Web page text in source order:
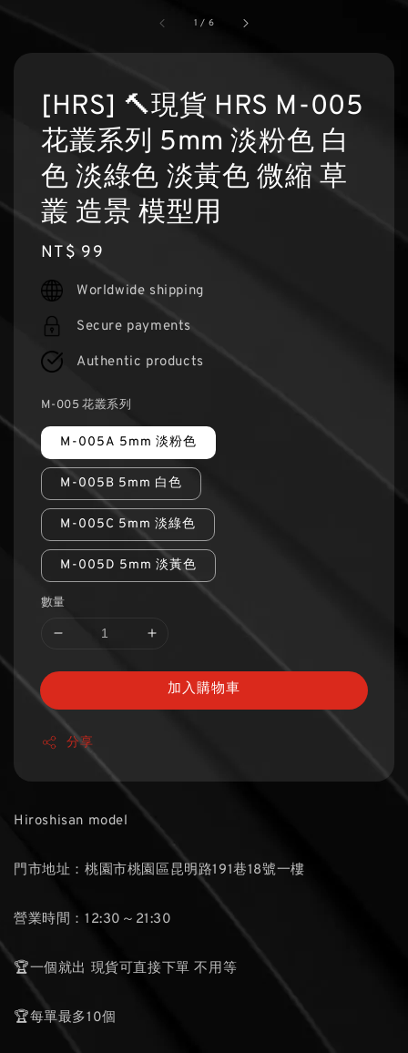
1 / 6
[HRS] 🔨現貨 HRS M-005
花叢系列 5mm 淡粉色 白
色 淡綠色 淡黃色 微縮 草
叢 造景 模型用
Regular
price
NT$ 99
Worldwide shipping
Secure payments
Authentic products
M-005 花叢系列
M-005A 5mm 淡粉色
M-005B 5mm 白色
M-005C 5mm 淡綠色
M-005D 5mm 淡黃色
數量
加入購物車
分享
Hiroshisan model
門市地址：桃園市桃園區昆明路191巷18號一樓
營業時間：12:30～21:30
🏆一個就出 現貨可直接下單 不用等
🏆每單最多10個